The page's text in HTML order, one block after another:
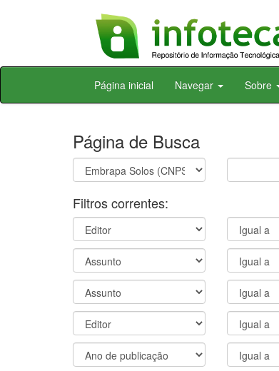
Skip
Página inicial Navegar Sobre
Página de Busca
Filtros correntes: